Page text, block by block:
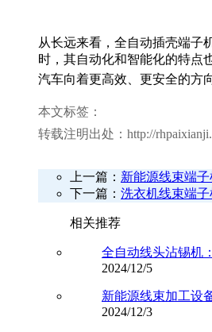
从长远来看，全自动插壳端子
时，其自动化和智能化的特点
汽车向着更高效、更安全的方
本文标签：
转载注明出处：http://
上一篇： 新能源线束端
下一篇： 洗衣机线束端
相关推荐
全自动线头沾锡机
2024/12/5
新能源线束加工设
2024/12/3